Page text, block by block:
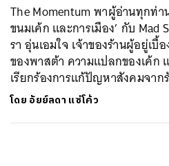
The Momentum พาผู้อ่านทุกท่า
ขนมเค้ก และการเมือง’ กับ
รา อุ่นเอมใจ เจ้าของร้านผู้อยู่เบื้
ของพาสต้า ความแปลกของเค้ก
เรียกร้องการแก้ปัญหาสังคมจาก
โดย อัยย์ลดา แซ่โค้ว